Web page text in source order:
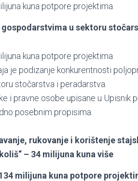
kuna potpore projektima
u sektoru
kuna potpore projektima
je podizanje konkurentnosti
stočarstva i peradarstva.
i pravne osobe upisane u Upisnik
posebnim propisima.
rukovanje i korištenje
– 34 milijuna kuna više
milijuna kuna potpore